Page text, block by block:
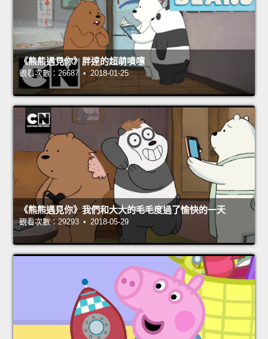
《熊熊遇見你》胖達的超萌噴嚏
觀看次數：26687 • 2018-01-25
《熊熊遇見你》我們和大大的毛毛度過了愉快的一天
觀看次數：29293 • 2018-05-29